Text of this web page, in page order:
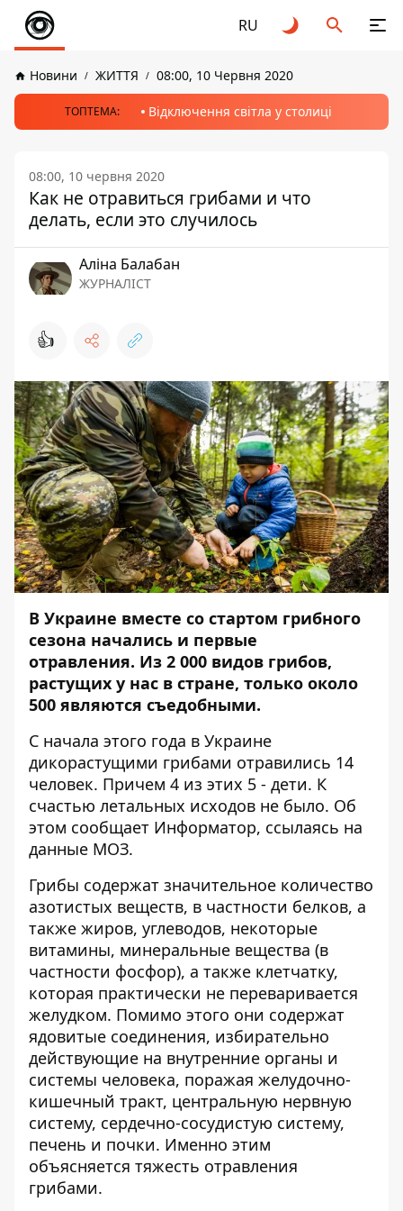
RU
Новини ЖИТТЯ 08:00, 10 Червня 2020
ТОПТЕМА: Відключення світла у столиці
08:00, 10 червня 2020
Как не отравиться грибами и что
делать, если это случилось
Аліна Балабан
ЖУРНАЛІСТ
👍
В Украине вместе со стартом грибного
сезона начались и первые
отравления. Из 2 000 видов грибов,
растущих у нас в стране, только около
500 являются съедобными.
С начала этого года в Украине
дикорастущими грибами отравились 14
человек. Причем 4 из этих 5 - дети. К
счастью летальных исходов не было. Об
этом сообщает Информатор, ссылаясь на
данные МОЗ.
Грибы содержат значительное количество
азотистых веществ, в частности белков, а
также жиров, углеводов, некоторые
витамины, минеральные вещества (в
частности фосфор), а также клетчатку,
которая практически не переваривается
желудком. Помимо этого они содержат
ядовитые соединения, избирательно
действующие на внутренние органы и
системы человека, поражая желудочно-
кишечный тракт, центральную нервную
систему, сердечно-сосудистую систему,
печень и почки. Именно этим
объясняется тяжесть отравления
грибами.